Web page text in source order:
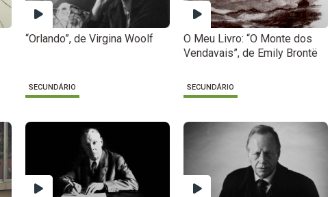
“Orlando”, de Virgina Woolf
SECUNDÁRIO
O Meu Livro: “O Monte dos
Vendavais”, de Emily Brontë
SECUNDÁRIO